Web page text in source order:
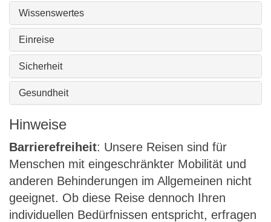
Wissenswertes
Einreise
Sicherheit
Gesundheit
Hinweise
Barrierefreiheit: Unsere Reisen sind für
Menschen mit eingeschränkter Mobilität und
anderen Behinderungen im Allgemeinen nicht
geeignet. Ob diese Reise dennoch Ihren
individuellen Bedürfnissen entspricht, erfragen